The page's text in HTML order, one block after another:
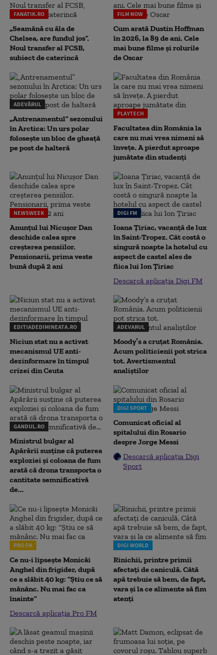
FANATIK.RO
„Seamănă cu ăla de
Chelsea, are fundul jos”.
Noul transfer al FCSB,
subiect de caterincă
FILM NOW
Cum arată Dustin Hoffman
în 2026, la 89 de ani. Cele
mai bune filme și rolurile
de Oscar
ADEVĂRUL
„Antrenamentul” sezonului
în Arctica: Un urs polar
folosește un bloc de gheață
pe post de halteră
PLAYTECH
Facultatea din România la
care nu mai vrea nimeni să
înveţe. A pierdut aproape
jumătate din studenţi
NEWSWEEK
Anunțul lui Nicușor Dan
deschide calea spre
creșterea pensiilor.
Pensionarii, prima veste
bună după 2 ani
DIGI FM
Ioana Țiriac, vacanță de lux
în Saint-Tropez. Cât costă o
singură noapte la hotelul cu
aspect de castel ales de
fiica lui Ion Țiriac
Descarcă aplicația Digi FM
EDITIADEDIMINEATA.RO
Niciun stat nu a activat
mecanismul UE anti-
dezinformare în timpul
crizei din Ceuta
ADEVARUL
Moody’s a cruțat România.
Acum politicienii pot strica
tot. Avertismentul
analiștilor
GANDUL.RO
Ministrul bulgar al
Apărării susține că puterea
exploziei și coloana de fum
arată că drona transporta o
cantitate semnificativă
de...
DIGI SPORT
Comunicat oficial al
spitalului din Rosario
despre Jorge Messi
Descarcă aplicația Digi
Sport
PRO FM
Ce nu-i lipsește Monicăi
Anghel din frigider, după
ce a slăbit 40 kg: “Știu ce să
mănânc. Nu mai fac ca
înainte”
Descarcă aplicația Pro FM
DIGI WORLD
Rinichii, printre primii
afectați de caniculă. Câtă
apă trebuie să bem, de fapt,
vara și la ce alimente să fim
atenți